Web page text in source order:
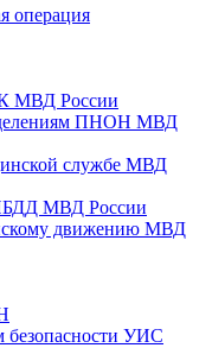
операция
МВД России
ПНОН МВД
службе МВД
МВД России
движению МВД
безопасности УИС